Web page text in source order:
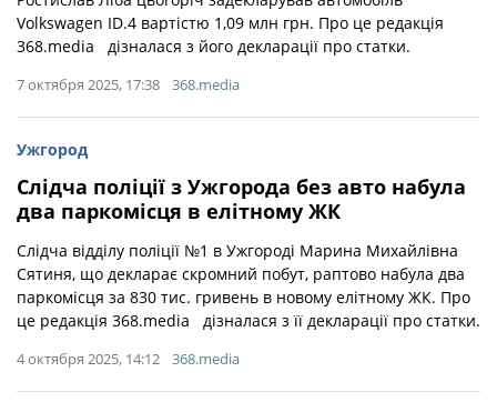
Volkswagen ID.4 вартістю 1,09 млн грн. Про це редакція
368.media дізналася з його декларації про статки.
7 октября 2025, 17:38 368.media
Ужгород
Слідча поліції з Ужгорода без авто набула
два паркомісця в елітному ЖК
Слідча відділу поліції №1 в Ужгороді Марина Михайлівна
Сятиня, що декларає скромний побут, раптово набула два
паркомісця за 830 тис. гривень в новому елітному ЖК. Про
це редакція 368.media дізналася з її декларації про статки.
4 октября 2025, 14:12 368.media